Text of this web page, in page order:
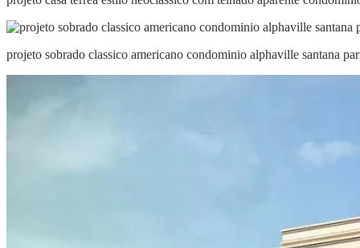
projeto sobrado classico americano condominio alphaville santana